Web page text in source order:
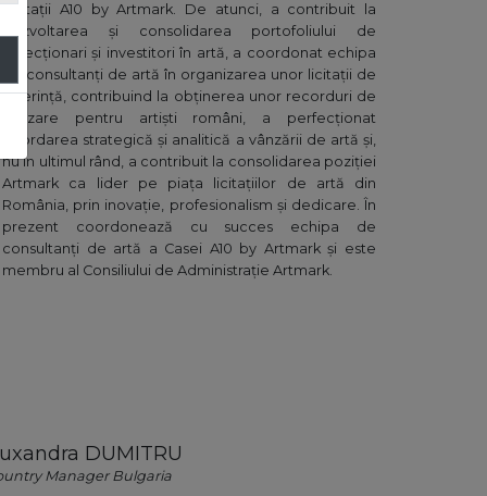
Licitații A10 by Artmark. De atunci, a contribuit la
dezvoltarea și consolidarea portofoliului de
colecționari și investitori în artă, a coordonat echipa
de consultanți de artă în organizarea unor licitații de
referință, contribuind la obținerea unor recorduri de
vânzare pentru artiști români, a perfecționat
abordarea strategică și analitică a vânzării de artă și,
nu în ultimul rând, a contribuit la consolidarea poziției
Artmark ca lider pe piața licitațiilor de artă din
România, prin inovație, profesionalism și dedicare. În
prezent coordonează cu succes echipa de
consultanți de artă a Casei A10 by Artmark și este
membru al Consiliului de Administrație Artmark.
DUMITRU
Manager Bulgaria